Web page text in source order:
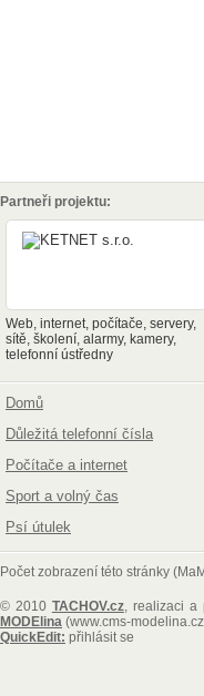
Partneři projektu:
Web, internet, počítače, servery,
sítě, školení, alarmy, kamery,
telefonní ústředny
Domů
Důležitá telefonní čísla
Počítače a internet
Sport a volný čas
Psí útulek
Počet zobrazení této stránky
© 2010 TACHOV.cz, realizaci a
MODElina (www.cms-
QuickEdit: přihlásit se